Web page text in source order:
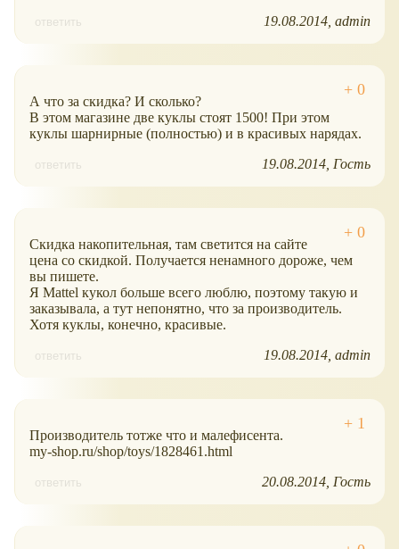
ответить 19.08.2014 admin
А что за скидка? И сколько?
В этом магазине две куклы стоят 1500! При этом
куклы шарнирные (полностью) и в красивых нарядах.
ответить 19.08.2014 Гость
Скидка накопительная, там светится на сайте
цена со скидкой. Получается ненамного дороже, чем
вы пишете.
Я Mattel кукол больше всего люблю, поэтому такую и
заказывала, а тут непонятно, что за производитель.
Хотя куклы, конечно, красивые.
ответить 19.08.2014 admin
Производитель тотже что и малефисента.
my-shop.ru/shop/toys/1828461.html
ответить 20.08.2014 Гость